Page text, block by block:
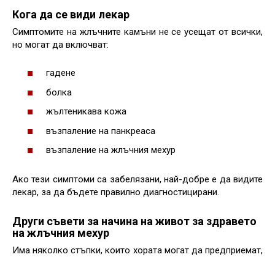
Кога да се види лекар
Симптомите на жлъчните камъни не се усещат от всички,
но могат да включват:
гадене
болка
жълтеникава кожа
възпаление на панкреаса
възпаление на жлъчния мехур
Ако тези симптоми са забелязани, най-добре е да видите
лекар, за да бъдете правилно диагностицирани.
Други съвети за начина на живот за здравето
на жлъчния мехур
Има няколко стъпки, които хората могат да предприемат,